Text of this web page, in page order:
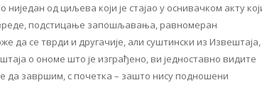
од циљева који је стајао у оснивачком акту
подстицање запошљавања, равномеран
да се тврди и другачије, али суштински из Извештаја,
о ономе што је изграђено, ви једноставно видите
да завршим, с почетка – зашто нису подношени